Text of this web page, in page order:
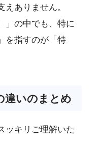
ありません。
」の中でも、特に
を指すのが「特
違いのまとめ
ッキリご理解いた